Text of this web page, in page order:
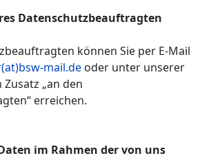
Datenschutzbeauftragten
können Sie per E-Mail
mail.de oder unter unserer
„an den
erreichen.
im Rahmen der von uns